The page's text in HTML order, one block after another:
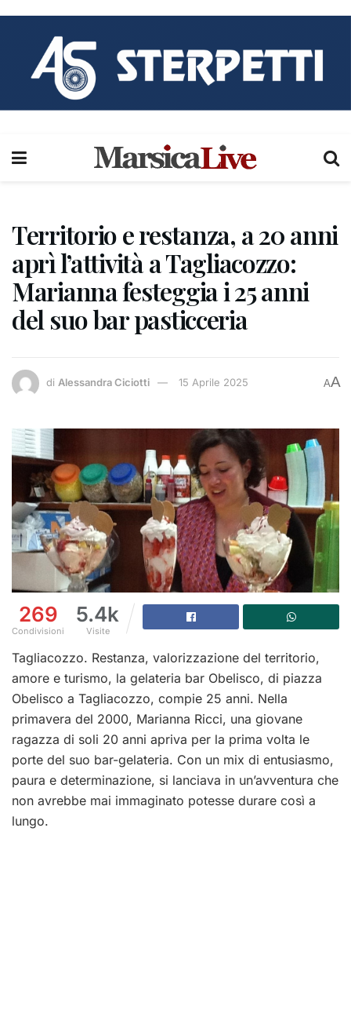
Territorio e restanza, a 20 anni
aprì l’attività a Tagliacozzo:
Marianna festeggia i 25 anni
del suo bar pasticceria
di Alessandra Ciciotti 15 Aprile 2025 AA
269
Condivisioni
5.4k
Visite
Tagliacozzo. Restanza, valorizzazione del territorio,
amore e turismo, la gelateria bar Obelisco, di piazza
Obelisco a Tagliacozzo, compie 25 anni. Nella
primavera del 2000, Marianna Ricci, una giovane
ragazza di soli 20 anni apriva per la prima volta le
porte del suo bar-gelateria. Con un mix di entusiasmo,
paura e determinazione, si lanciava in un’avventura che
non avrebbe mai immaginato potesse durare così a
lungo.